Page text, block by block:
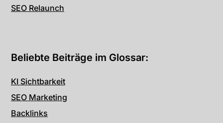
SEO Relaunch
Beliebte Beiträge im Glossar:
KI Sichtbarkeit
SEO Marketing
Backlinks